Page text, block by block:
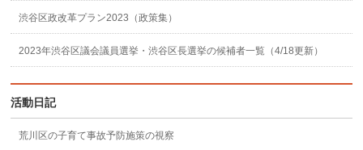
渋谷区政改革プラン2023（政策集）
2023年渋谷区議会議員選挙・渋谷区長選挙の候補者一覧（4/18更新）
活動日記
荒川区の子育て事故予防施策の視察